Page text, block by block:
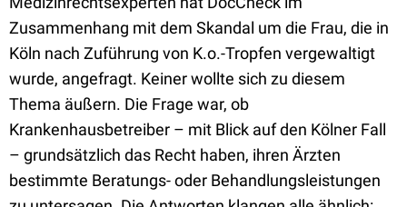
Zusammenhang mit dem Skandal um die Frau, die in
Köln nach Zuführung von K.o.-Tropfen vergewaltigt
wurde, angefragt. Keiner wollte sich zu diesem
Thema äußern. Die Frage war, ob
Krankenhausbetreiber – mit Blick auf den Kölner Fall
– grundsätzlich das Recht haben, ihren Ärzten
bestimmte Beratungs- oder Behandlungsleistungen